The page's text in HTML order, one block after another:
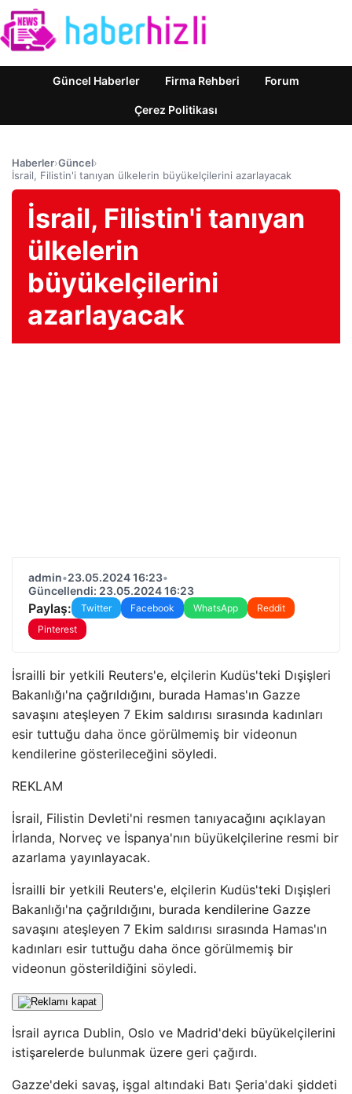
Güncel Haberler Firma Rehberi Forum
Çerez Politikası
Haberler›Güncel›
İsrail, Filistin'i tanıyan ülkelerin büyükelçilerini azarlayacak
İsrail, Filistin'i tanıyan
ülkelerin
büyükelçilerini
azarlayacak
admin•23.05.2024 16:23•
Güncellendi: 23.05.2024 16:23
Paylaş: Twitter Facebook WhatsApp
Reddit
Pinterest
İsrailli bir yetkili Reuters'e, elçilerin Kudüs'teki Dışişleri
Bakanlığı'na çağrıldığını, burada Hamas'ın Gazze
savaşını ateşleyen 7 Ekim saldırısı sırasında kadınları
esir tuttuğu daha önce görülmemiş bir videonun
kendilerine gösterileceğini söyledi.
REKLAM
İsrail, Filistin Devleti'ni resmen tanıyacağını açıklayan
İrlanda, Norveç ve İspanya'nın büyükelçilerine resmi bir
azarlama yayınlayacak.
İsrailli bir yetkili Reuters'e, elçilerin Kudüs'teki Dışişleri
Bakanlığı'na çağrıldığını, burada kendilerine Gazze
savaşını ateşleyen 7 Ekim saldırısı sırasında Hamas'ın
kadınları esir tuttuğu daha önce görülmemiş bir
videonun gösterildiğini söyledi.
İsrail ayrıca Dublin, Oslo ve Madrid'deki büyükelçilerini
istişarelerde bulunmak üzere geri çağırdı.
Gazze'deki savaş, işgal altındaki Batı Şeria'daki şiddeti